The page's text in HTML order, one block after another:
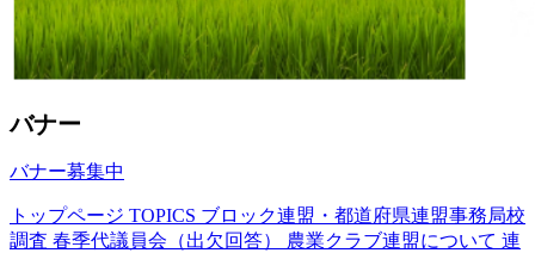
バナー
バナー募集中
トップページ TOPICS ブロック連盟・都道府県連盟事務局校
調査 春季代議員会（出欠回答） 農業クラブ連盟について 連